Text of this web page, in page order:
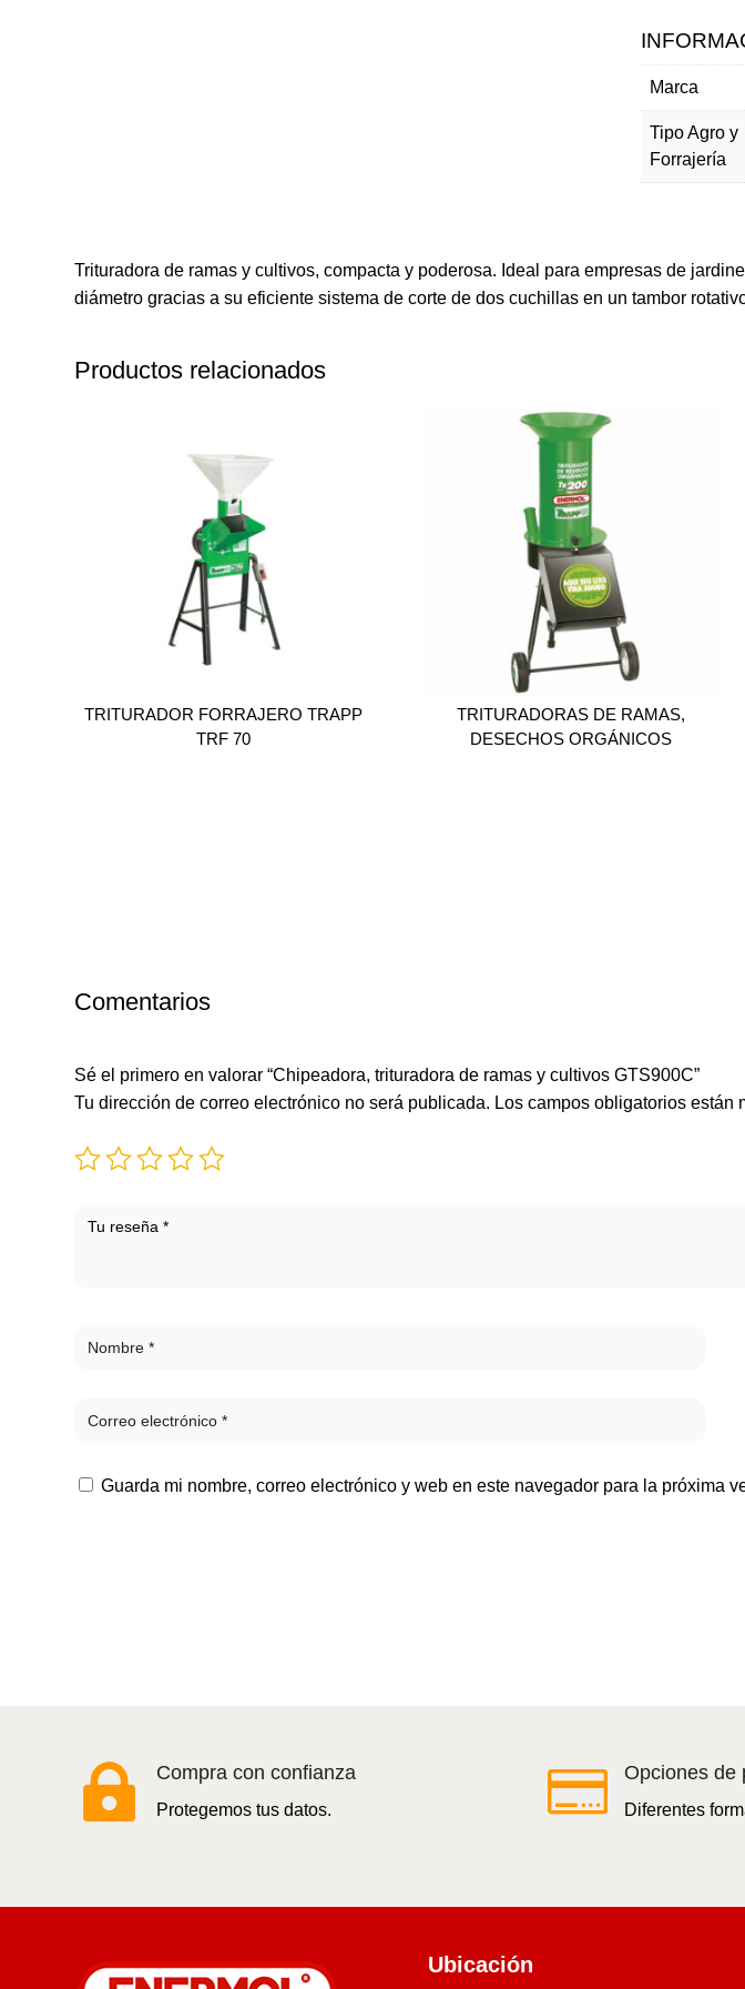
Marca
Tipo Agro y
Forrajería
Trituradora de ramas y cultivos, compacta y poderosa. Ideal para empresas de
diámetro gracias a su eficiente sistema de corte de dos cuchillas en un tambor
Productos relacionados
TRITURADOR FORRAJERO TRAPP
TRF 70
TRITURADORAS DE RAMAS,
DESECHOS ORGÁNICOS
Comentarios
Sé el primero en valorar “Chipeadora, trituradora de ramas y cultivos GTS900C”
Tu dirección de correo electrónico no será publicada. Los campos obligatorios están
Guarda mi nombre, correo electrónico y web en este navegador para la próxima
 Compra con confianza
Protegemos tus datos.  Opciones de
Diferentes
Ubicación